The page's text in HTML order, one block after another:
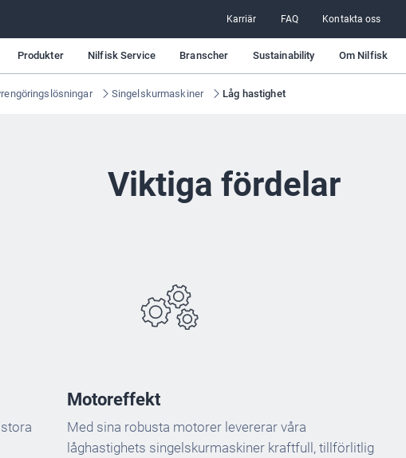
Karriär FAQ Kontakta oss
Produkter Nilfisk Service Branscher Sustainability Om Nilfisk
Singelskurmaskiner Låg hastighet
Viktiga fördelar
Motoreffekt
Med sina robusta motorer levererar våra
låghastighets singelskurmaskiner kraftfull, tillförlitlig